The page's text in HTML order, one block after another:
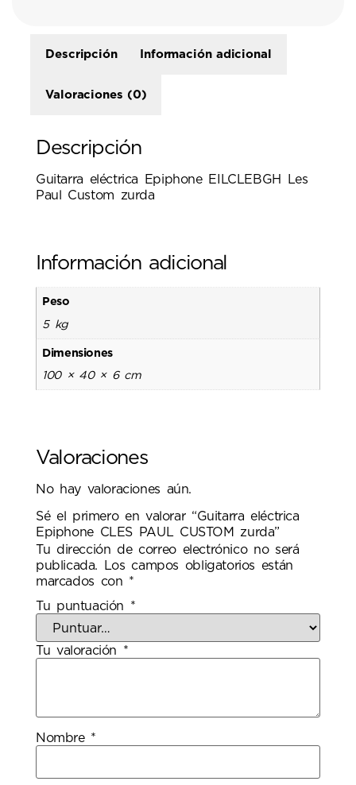
Descripción Información adicional
Valoraciones (0)
Descripción
Guitarra eléctrica Epiphone EILCLEBGH Les
Paul Custom zurda
Información adicional
Peso
5 kg
Dimensiones
100 × 40 × 6 cm
Valoraciones
No hay valoraciones aún.
Sé el primero en valorar “Guitarra eléctrica
Epiphone CLES PAUL CUSTOM zurda”
Tu dirección de correo electrónico no será
publicada.
Los campos obligatorios están
marcados con *
Tu puntuación *
Tu valoración *
Nombre *